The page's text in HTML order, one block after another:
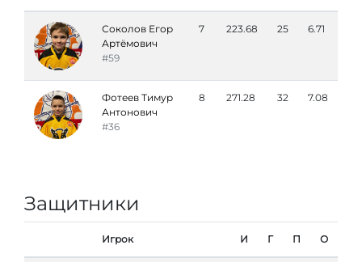
Соколов Егор
Артёмович
#59
7 223.68 25 6.71
Фотеев Тимур
Антонович
#36
8 271.28 32 7.08
Защитники
Игрок И Г П О